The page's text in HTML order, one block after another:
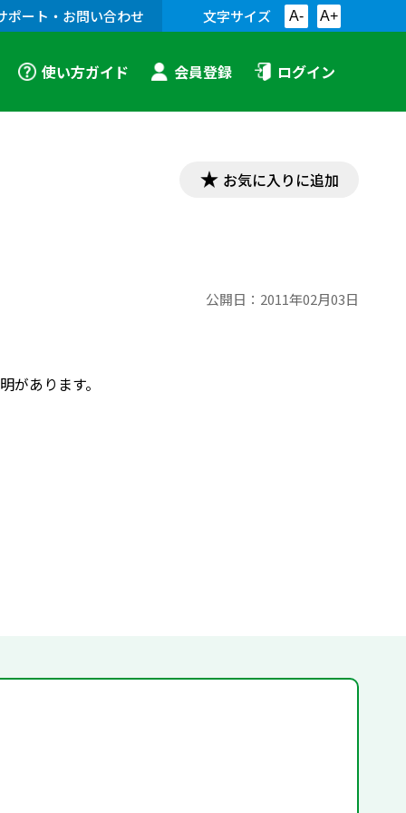
ポート・お問い合わせ 文字サイズ A- A+
使い方ガイド 会員登録 ログイン
お気に入りに追加
公開日： 2011年02月03日
あります。